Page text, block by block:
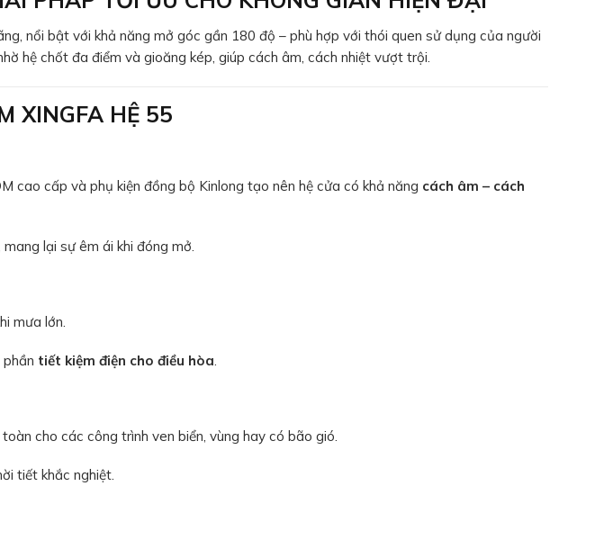
nổi bật với khả năng mở góc gần 180 độ – phù hợp với thói quen sử dụng của người
hệ chốt đa điểm và gioăng kép, giúp cách âm, cách nhiệt vượt trội.
XINGFA HỆ 55
cao cấp và phụ kiện đồng bộ Kinlong tạo nên hệ cửa có khả năng cách âm – cách
lại sự êm ái khi đóng mở.
mưa lớn.
tiết kiệm điện cho điều hòa.
toàn cho các công trình ven biển, vùng hay có bão gió.
tiết khắc nghiệt.